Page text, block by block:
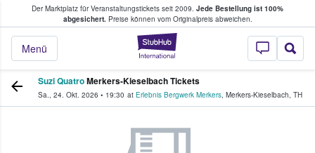
Der Marktplatz für Veranstaltungstickets seit 2009. Jede Bestellung ist 100%
abgesichert.Preise können vom Originalpreis abweichen.
StubHub - Wo
Menü
Tickets kaufen & verkaufen
Suzi QuatroMerkers-Kieselbach Tickets
Sa., 24. Okt. 2026 • 19:30 at Erlebnis Bergwerk Merkers, Merkers-Kieselbach, TH